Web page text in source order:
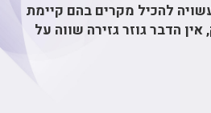
להכיל מקרים בהם קיימת
הדבר גוזר גזירה שווה על